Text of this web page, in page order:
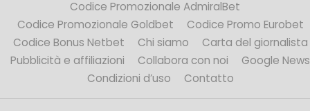
Codice Promozionale AdmiralBet
Codice Promozionale Goldbet
Codice Promo Eurobet
Codice Bonus Netbet
Chi siamo
Carta del giornalista
Pubblicità e affiliazioni
Collabora con noi
Google News
Condizioni d’uso
Contatto